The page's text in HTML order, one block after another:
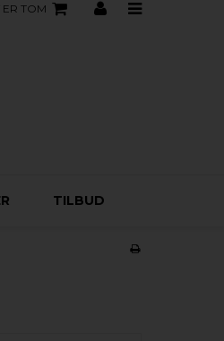
TOM
TILBUD